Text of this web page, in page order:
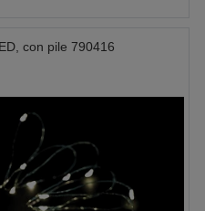
con pile 790416